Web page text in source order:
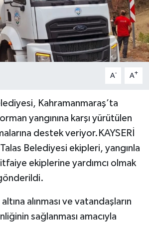
A- A+
Kahramanmaraş’ta
yangınına karşı yürütülen
destek veriyor.KAYSERİ
Belediyesi ekipleri, yangınla
ekiplerine yardımcı olmak
alınması ve vatandaşların
sağlanması amacıyla